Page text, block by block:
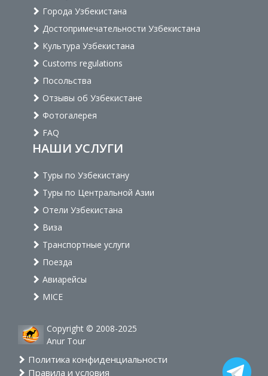
Города Узбекистана
Достопримечательности Узбекистана
Культура Узбекистана
Customs regulations
Посольства
Отзывы об Узбекистане
Фотогалерея
FAQ
НАШИ УСЛУГИ
Туры по Узбекистану
Туры по Центральной Азии
Отели Узбекистана
Виза
Транспортные услуги
Поезда
Авиарейсы
MICE
Copyright © 2008-2025
Anur Tour
Политика конфиденциальности
Правила и условия